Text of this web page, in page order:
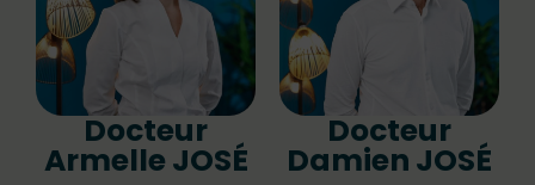
Docteur
Armelle JOSÉ
Docteur
Damien JOSÉ